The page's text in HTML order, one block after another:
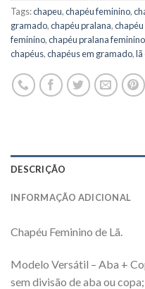
Tags:chapeu,chapéu feminino,
gramado,chapéu pralana,
feminino,chapéu pralana
chapéus,chapéus em gramado,lã
DESCRIÇÃO
INFORMAÇÃO ADICIONAL
Chapéu Feminino de Lã.
Modelo Versátil – Aba +
sem divisão de aba ou